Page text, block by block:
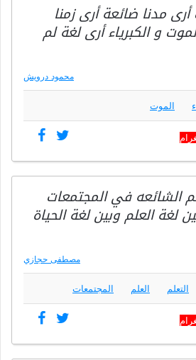
مدنا ضائعة أرى زمنا
و الكبرياء أرى لغة لم
محمود درويش
الموت
الشائعه في المجتمعات
لغة العلم وبين لغة الحياة
مصطفى حجازي
التعلم العلم المجتمعات